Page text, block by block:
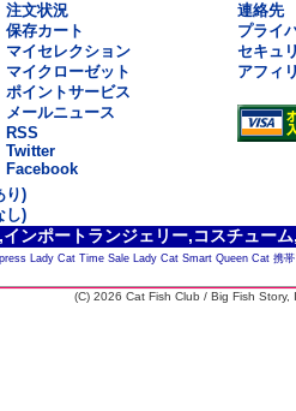
注文状況
保存カート
マイセレクション
マイクローゼット
ポイントサービス
メールニュース
RSS
Twitter
Facebook
連絡先
プライ
セキュ
アフィ
り)
し)
ンポートランジェリー,コスチュー
Lady Cat Time Sale Lady Cat Smart Queen Cat 携
(C) 2026 Cat Fish Club / Big Fish Story,